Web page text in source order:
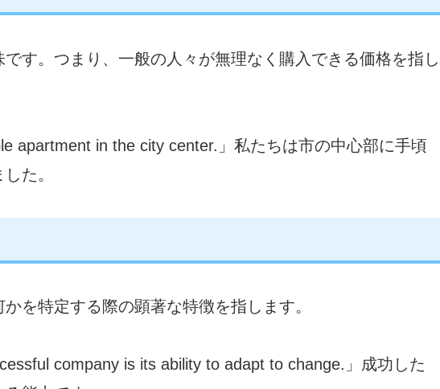
です。つまり、一般の人々が無理なく購入できる価格を指し
apartment in the city center.」私たちは市の中心部に手頃
た。
を特定する際の顕著な特徴を指します。
company is its ability to adapt to change.」成功した